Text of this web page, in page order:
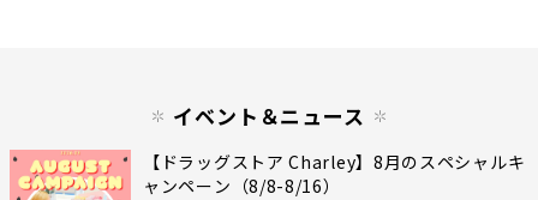
イベント＆ニュース
【ドラッグストア Charley】8月のスペシャルキ
ャンペーン（8/8-8/16）